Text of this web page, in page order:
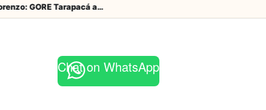
Fiesta de San Lorenzo: GORE Tarapacá aporta $126 millones y entrega obras en el campanario
Chat on WhatsApp